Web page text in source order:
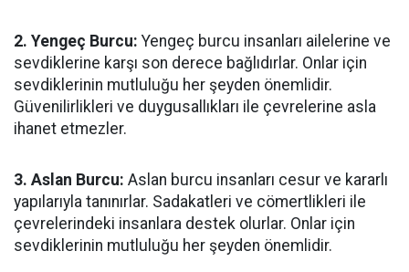
2. Yengeç Burcu: Yengeç burcu insanları ailelerine ve
sevdiklerine karşı son derece bağlıdırlar. Onlar için
sevdiklerinin mutluluğu her şeyden önemlidir.
Güvenilirlikleri ve duygusallıkları ile çevrelerine asla
ihanet etmezler.
3. Aslan Burcu: Aslan burcu insanları cesur ve kararlı
yapılarıyla tanınırlar. Sadakatleri ve cömertlikleri ile
çevrelerindeki insanlara destek olurlar. Onlar için
sevdiklerinin mutluluğu her şeyden önemlidir.